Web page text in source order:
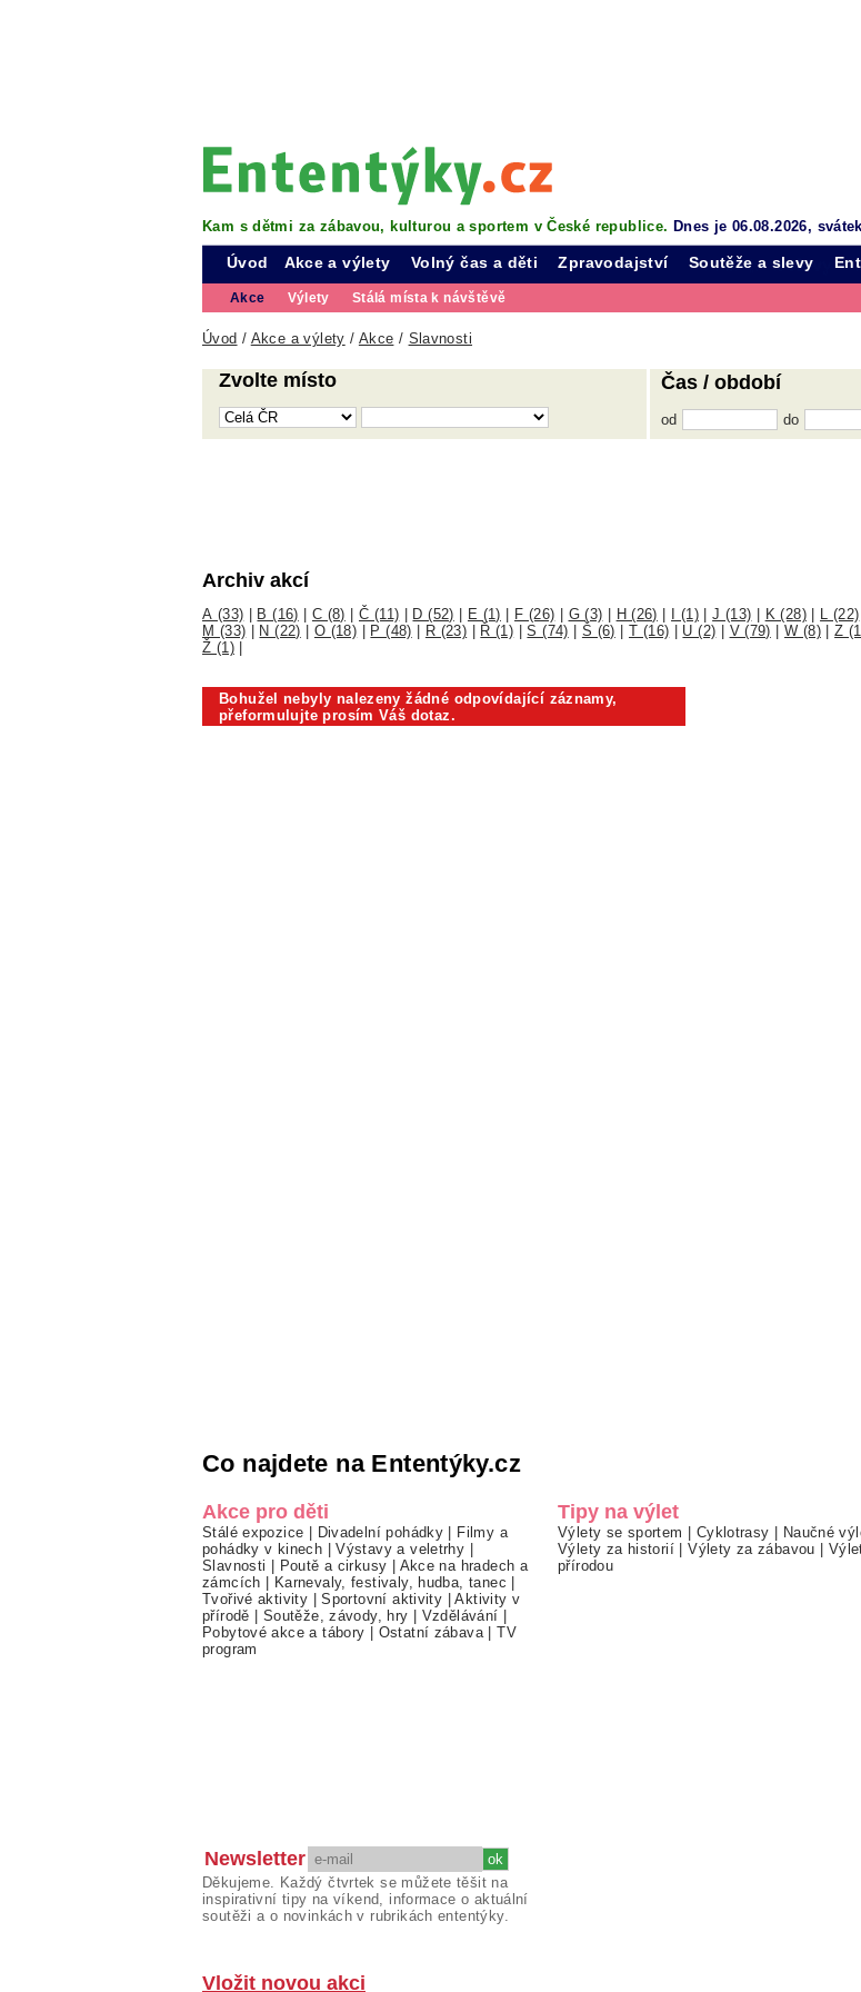
Kam s dětmi za zábavou, kulturou a sportem v České republice. Dnes je 06.08.2026,
Úvod Akce a výlety
Akce Výlety Stálá místa k návštěvě
Volný čas a děti Zpravodajství Soutěže a slevy
Úvod / Akce a výlety / Akce / Slavnosti
Zvolte místo Čas / období
od do
Archiv akcí
A (33) B (16) C (8) |Č (11) D (52) E (1) F (26) G (3) H (26) I (1)|J (13) K (28)| L (22)
M (33)
N (22) O (18) P (48) R (23) Ř (1) |S (74) Š (6) T (16) U (2) V (79) W (8)|Z
Ž (1)|
Bohužel nebyly nalezeny žádné odpovídající záznamy,
přeformulujte prosím Váš dotaz.
Co najdete na Ententýky.cz
Akce pro děti
Stálé expozice Divadelní pohádky
Filmy a
pohádky v kinech |Výstavy a veletrhy
Slavnosti
Poutě a cirkusy
Akce na hradech a
zámcích
Karnevaly, festivaly, hudba, tanec
Tvořivé aktivity |Sportovní aktivity |Aktivity v
přírodě
Soutěže, závody, hry Vzdělávání
Pobytové akce a tábory
Ostatní zábava|TV
program
Tipy na výlet
Výlety se sportem Cyklotrasy Naučné
Výlety za historií |Výlety za zábavou
přírodou
Newsletter
Děkujeme. Každý čtvrtek se můžete těšit na
inspirativní tipy na víkend, informace o aktuální
soutěži a o novinkách v rubrikách ententýky.
Vložit novou akci